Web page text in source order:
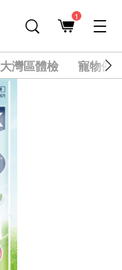
1
大灣區體檢 寵物健